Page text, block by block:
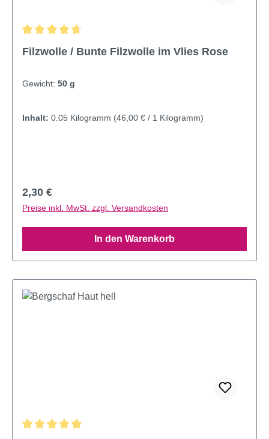
Filzwolle / Bunte Filzwolle im Vlies Rose
Gewicht: 50 g
Inhalt: 0.05 Kilogramm (46,00 € / 1 Kilogramm)
Regulärer Preis:
2,30 €
Preise inkl. MwSt. zzgl. Versandkosten
In den Warenkorb